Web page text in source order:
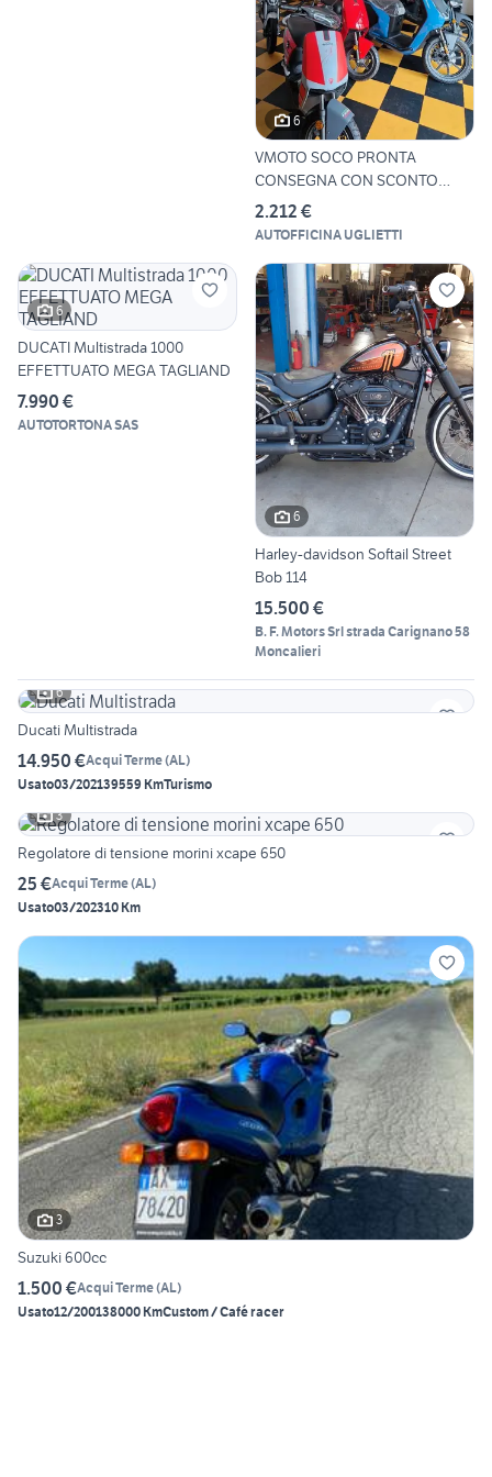
6
VMOTO SOCO PRONTA
CONSEGNA CON SCONTO
ECOBONUS 40%
2.212 €
AUTOFFICINA UGLIETTI
6
DUCATI Multistrada 1000
EFFETTUATO MEGA TAGLIAND
7.990 €
AUTOTORTONA SAS
6
Harley-davidson Softail Street
Bob 114
15.500 €
B. F. Motors Srl strada Carignano 58
Moncalieri
6
Ducati Multistrada
14.950 €Acqui Terme(AL)
Usato03/202139559 KmTurismo
3
Regolatore di tensione morini xcape 650
25 €Acqui Terme(AL)
Usato03/202310 Km
3
Suzuki 600cc
1.500 €Acqui Terme(AL)
Usato12/200138000 KmCustom / Café racer